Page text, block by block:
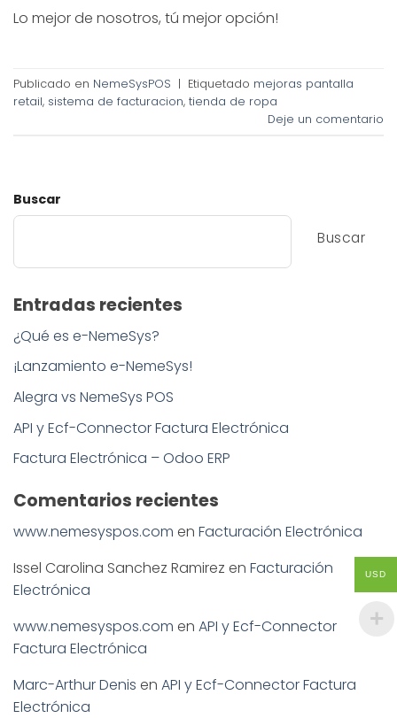
Lo mejor de nosotros, tú mejor opción!
Publicado en NemeSysPOS | Etiquetado mejoras pantalla
retail, sistema de facturacion, tienda de ropa
Deje un comentario
Buscar
Buscar
Entradas recientes
¿Qué es e-NemeSys?
¡Lanzamiento e-NemeSys!
Alegra vs NemeSys POS
API y Ecf-Connector Factura Electrónica
Factura Electrónica – Odoo ERP
Comentarios recientes
www.nemesyspos.com en Facturación Electrónica
Issel Carolina Sanchez Ramirez en Facturación
Electrónica
www.nemesyspos.com en API y Ecf-Connector
Factura Electrónica
Marc-Arthur Denis en API y Ecf-Connector Factura
Electrónica
USD